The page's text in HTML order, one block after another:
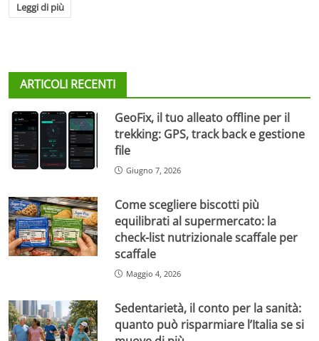
Leggi di più
ARTICOLI RECENTI
GeoFix, il tuo alleato offline per il
trekking: GPS, track back e gestione
file
Giugno 7, 2026
Come scegliere biscotti più
equilibrati al supermercato: la
check-list nutrizionale scaffale per
scaffale
Maggio 4, 2026
Sedentarietà, il conto per la sanità:
quanto può risparmiare l’Italia se si